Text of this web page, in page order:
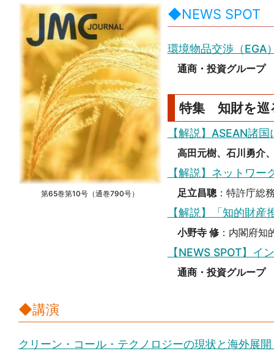
第65巻第10号（通巻790号）
◆NEWS SPOT
環境物品交渉（EGA
通商・投資グループ
特集 知財を巡
【解説】ASEAN諸
高田元樹、石川勇介
【解説】ネットワ
足立昌聰：特許庁総
【解説】「知的財
小野寺 修：内閣府知
【NEWS SPOT】
通商・投資グループ
◆講演
クリーン・コール・テクノロジーの現状と海外展開